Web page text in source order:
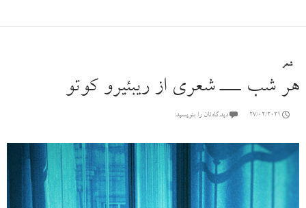
شعر
هر شب ـــ شعری از ریبئیرو کوتو
27/02/2021 دیدگاه‌تان را بنویسید: